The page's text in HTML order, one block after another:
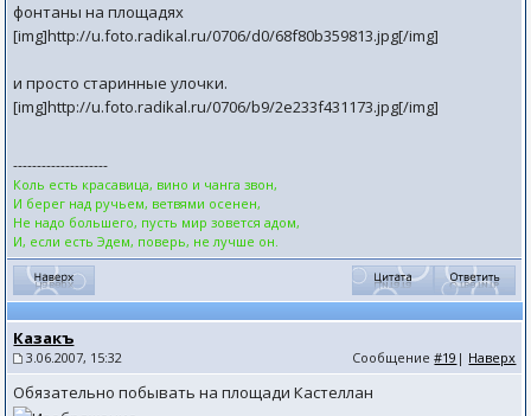
фонтаны на площадях
[img]http://u.foto.radikal.ru/0706/d0/68f80b359813.jpg[/img]
и просто старинные улочки.
[img]http://u.foto.radikal.ru/0706/b9/2e233f431173.jpg[/img]
--------------------
Коль есть красавица, вино и чанга звон,
И берег над ручьем, ветвями осенен,
Не надо большего, пусть мир зовется адом,
И, если есть Эдем, поверь, не лучше он.
Казакъ
3.06.2007, 15:32 Сообщение#19 | Наверх
Обязательно побывать на площади Кастеллан